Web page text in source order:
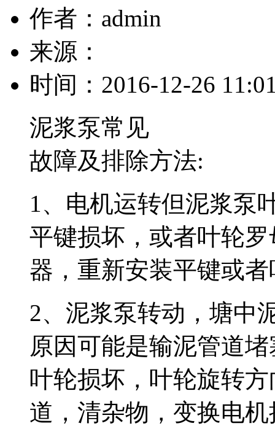
作者：admin
来源：
时间：2016-12-26
泥浆泵常见
故障及排除方法:
1、电机运转但泥浆泵
平键损坏，或者叶轮
器，重新安装平键或
2、泥浆泵转动，塘中
原因可能是输泥管道
叶轮损坏，叶轮旋转
道，清杂物，变换电